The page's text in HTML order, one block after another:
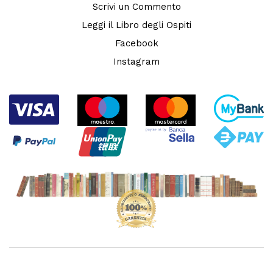
Scrivi un Commento
Leggi il Libro degli Ospiti
Facebook
Instagram